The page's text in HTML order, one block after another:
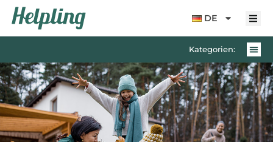
springen
DE
Kategorien: